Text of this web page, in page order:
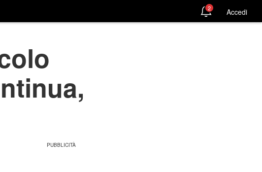
2 Accedi